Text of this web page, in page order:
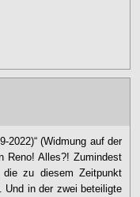
2022)“ (Widmung auf der
Reno! Alles?! Zumindest
die zu diesem Zeitpunkt
Und in der zwei beteiligte